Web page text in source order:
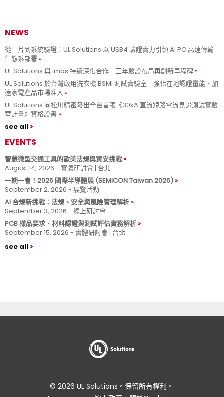
NEWS
從晶片到系統驗證：UL Solutions 以 USB4 驗證實力引領 AI PC 高速傳輸
生態系部署
UL Solutions 與 imos 持續深化合作 三年驗證布局再創新里程碑
UL Solutions 於台灣啟用洗衣機 BSMI 測試實驗室 強化在地認證量能、加
速家電產品市場准入
UL Solutions 向松川精密發出全台首張《30kA 直流短路電流見證測試實驗
室計畫》資格證書
see all
EVENTS
智慧微型交通工具的歐美法規與資安挑戰
August 14, 2026 - 實體研討會 | 台北
一期一會！2026 國際半導體展 (SEMICON Taiwan 2026)
September 2, 2026 - 展覽活動
AI 合規新挑戰：法規、安全與風險管理解析
September 3, 2026 - 線上研討會
PCB 樣品要求、材料認證與測試評估實務解析
September 15, 2026 - 實體研討會 | 台北
see all
© 2026 UL Solutions。保留所有權利。